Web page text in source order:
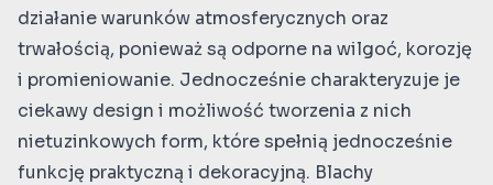
działanie warunków atmosferycznych oraz
trwałością, ponieważ są odporne na wilgoć, korozję
i promieniowanie. Jednocześnie charakteryzuje je
ciekawy design i możliwość tworzenia z nich
nietuzinkowych form, które spełnią jednocześnie
funkcję praktyczną i dekoracyjną. Blachy